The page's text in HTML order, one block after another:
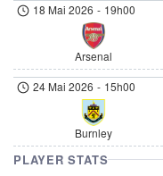
18 Mai 2026 - 19h00
Arsenal
24 Mai 2026 - 15h00
Burnley
PLAYER STATS